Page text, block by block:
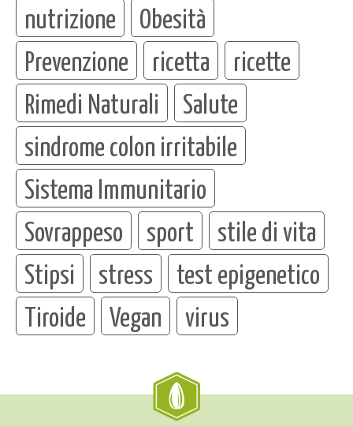
nutrizione
Obesità
Prevenzione
ricetta
ricette
Rimedi Naturali
Salute
sindrome colon irritabile
Sistema Immunitario
Sovrappeso
sport
stile di vita
Stipsi
stress
test epigenetico
Tiroide
Vegan virus